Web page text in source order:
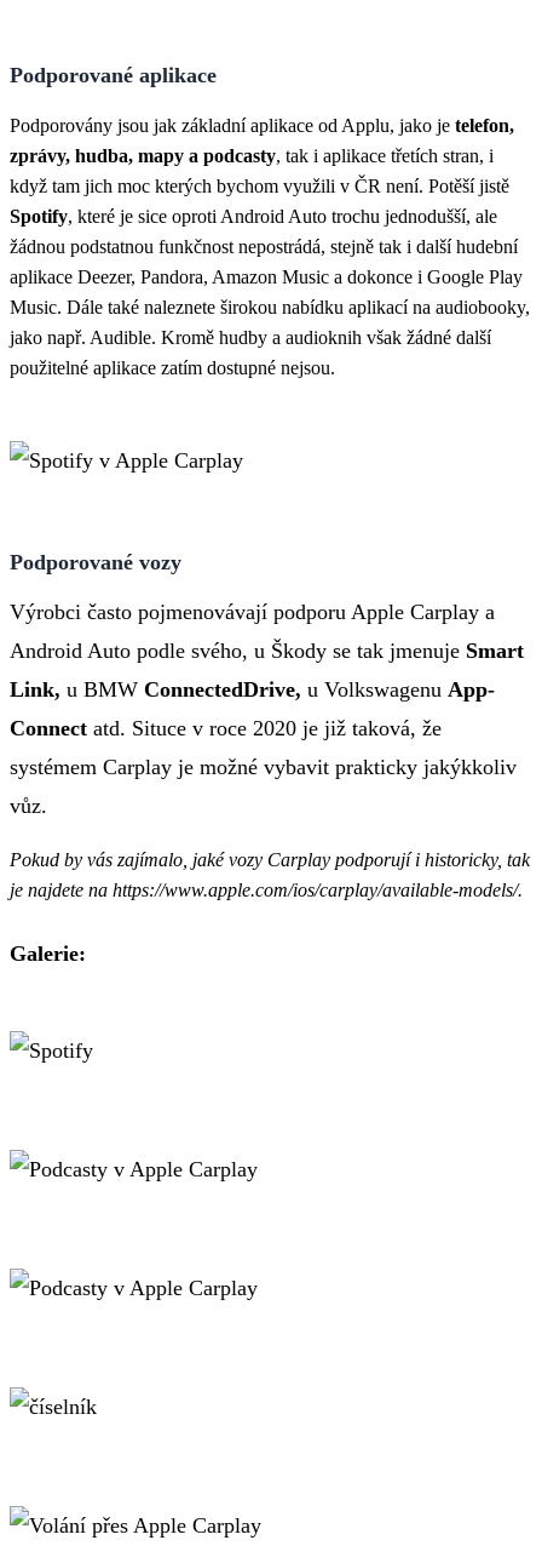
Podporované aplikace
Podporovány jsou jak základní aplikace od Applu, jako je telefon,
zprávy, hudba, mapy a podcasty, tak i aplikace třetích stran, i
když tam jich moc kterých bychom využili v ČR není. Potěší jistě
Spotify, které je sice oproti Android Auto trochu jednodušší, ale
žádnou podstatnou funkčnost nepostrádá, stejně tak i další hudební
aplikace Deezer, Pandora, Amazon Music a dokonce i Google Play
Music. Dále také naleznete širokou nabídku aplikací na audiobooky,
jako např. Audible. Kromě hudby a audioknih však žádné další
použitelné aplikace zatím dostupné nejsou.
Podporované vozy
Výrobci často pojmenovávají podporu Apple Carplay a
Android Auto podle svého, u Škody se tak jmenuje Smart
Link, u BMW ConnectedDrive, u Volkswagenu App-
Connect atd. Situce v roce 2020 je již taková, že
systémem Carplay je možné vybavit prakticky jakýkkoliv
vůz.
Pokud by vás zajímalo, jaké vozy Carplay podporují i historicky, tak
je najdete na https://www.apple.com/ios/carplay/available-models/.
Galerie: